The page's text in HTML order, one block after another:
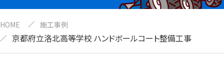
HOME 施工事例
京都府立洛北高等学校 ハンドボールコート整備工事